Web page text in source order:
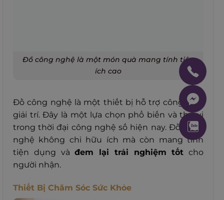
Đồ công nghệ là một món quà mang tính tiện
ích cao
Đồ công nghệ là một thiết bị hỗ trợ công việc,
giải trí. Đây là một lựa chọn phổ biến và thú vị
trong thời đại công nghệ số hiện nay. Đồ công
nghệ không chỉ hữu ích mà còn mang tính
tiện dụng vàđem lại trải nghiệm tốt cho
người nhận.
Thiết Bị Chăm Sóc Sức Khỏe